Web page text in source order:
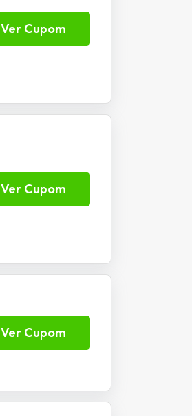
Ver Cupom
Ver Cupom
Ver Cupom